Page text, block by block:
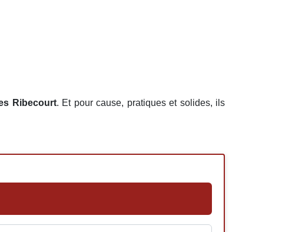
Ribecourt. Et pour cause, pratiques et solides, ils